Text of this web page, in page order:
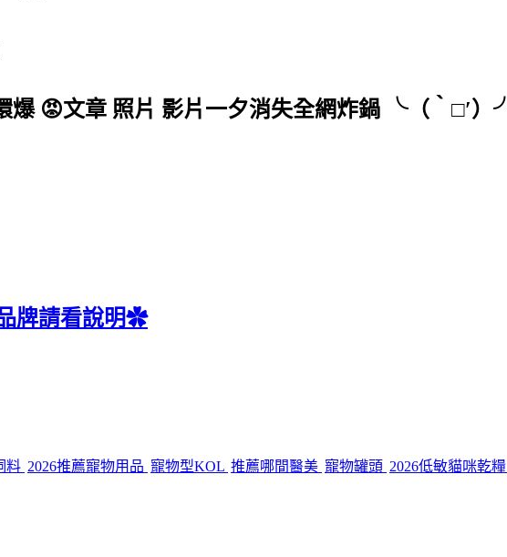
爆 😡文章 照片 影片一夕消失全網炸鍋 ╰（‵□′）╯
牌請看說明✿
料 2026推薦寵物用品 寵物型KOL 推薦哪間醫美 寵物罐頭 2026低敏貓咪乾糧